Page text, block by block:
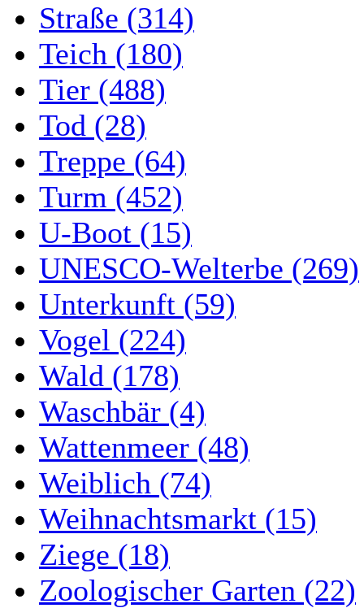
Straße (314)
Teich (180)
Tier (488)
Tod (28)
Treppe (64)
Turm (452)
U-Boot (15)
UNESCO-Welterbe (269)
Unterkunft (59)
Vogel (224)
Wald (178)
Waschbär (4)
Wattenmeer (48)
Weiblich (74)
Weihnachtsmarkt (15)
Ziege (18)
Zoologischer Garten (22)